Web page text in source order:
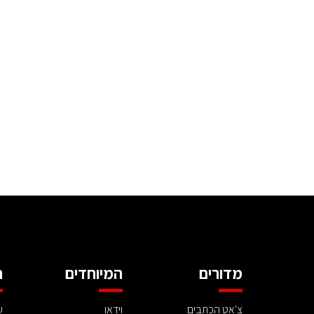
מדורים
צ'אט הכתבים
המיוחדים
וידאו